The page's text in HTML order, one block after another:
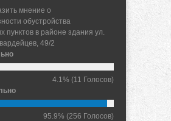
мнение о
обустройства
пунктов в районе здания ул.
49/2
4.1% (11 Голосов)
95.9% (256 Голосов)